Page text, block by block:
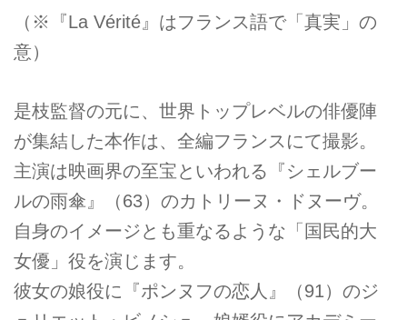
（※『La Vérité』はフランス語で「真実」の
意）
是枝監督の元に、世界トップレベルの俳優陣
が集結した本作は、全編フランスにて撮影。
主演は映画界の至宝といわれる『シェルブー
ルの雨傘』（63）のカトリーヌ・ドヌーヴ。
自身のイメージとも重なるような「国民的大
女優」役を演じます。
彼女の娘役に『ポンヌフの恋人』（91）のジ